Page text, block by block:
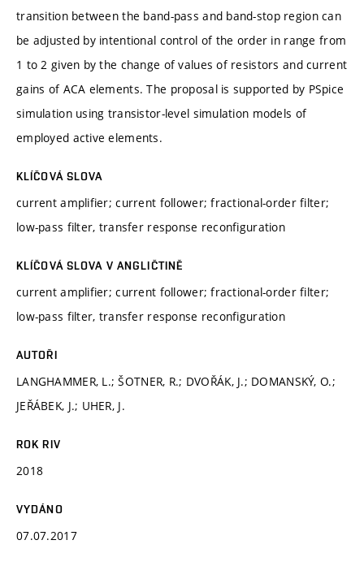
transition between the band-pass and band-stop region can
be adjusted by intentional control of the order in range from
1 to 2 given by the change of values of resistors and current
gains of ACA elements. The proposal is supported by PSpice
simulation using transistor-level simulation models of
employed active elements.
KLÍČOVÁ SLOVA
current amplifier; current follower; fractional-order filter;
low-pass filter, transfer response reconfiguration
KLÍČOVÁ SLOVA V ANGLIČTINĚ
current amplifier; current follower; fractional-order filter;
low-pass filter, transfer response reconfiguration
AUTOŘI
LANGHAMMER, L.; ŠOTNER, R.; DVOŘÁK, J.; DOMANSKÝ, O.;
JEŘÁBEK, J.; UHER, J.
ROK RIV
2018
VYDÁNO
07.07.2017